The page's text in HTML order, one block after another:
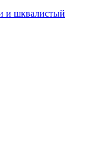
и шквалистый